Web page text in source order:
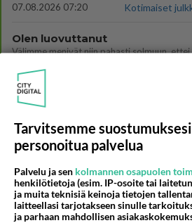
07.08.2026 07:20
Kotimaiset
Olen luovuttanut
Mersumies201
07.08.2026 19:00
Hyrynsalmi
Muistatko Mikkelin
Tarvitsemme
personoitua palvelua
Palvelu ja sen kolmannen osapuolen
henkilötietoja (esim. IP-osoite tai
ja muita teknisiä keinoja tietojen
laitteellasi tarjotakseen sinulle
ja parhaan mahdollisen